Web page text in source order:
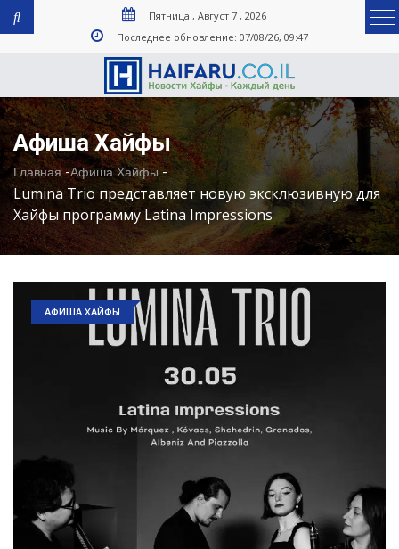
Пятница , Август 7 , 2026
Последнее обновление: 07/08/26, 09:47
Афиша Хайфы
Главная-Афиша Хайфы-
Lumina Trio представляет новую эксклюзивную для
Хайфы программу Latina Impressions
АФИША ХАЙФЫ